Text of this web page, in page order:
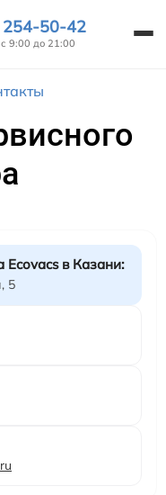
254-50-42
9:00 до 21:00
Ecovacs в Казани:
5